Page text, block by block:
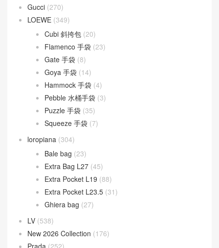
Gucci (270)
LOEWE (349)
Cubi 斜挎包 (20)
Flamenco 手袋 (23)
Gate 手袋 (8)
Goya 手袋 (14)
Hammock 手袋 (4)
Pebble 水桶手袋 (3)
Puzzle 手袋 (35)
Squeeze 手袋 (7)
loropiana (304)
Bale bag (23)
Extra Bag L27 (45)
Extra Pocket L19 (88)
Extra Pocket L23.5 (31)
Ghiera bag (27)
LV (538)
New 2026 Collection (176)